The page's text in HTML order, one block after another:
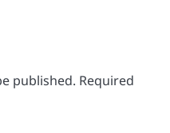
published. Required